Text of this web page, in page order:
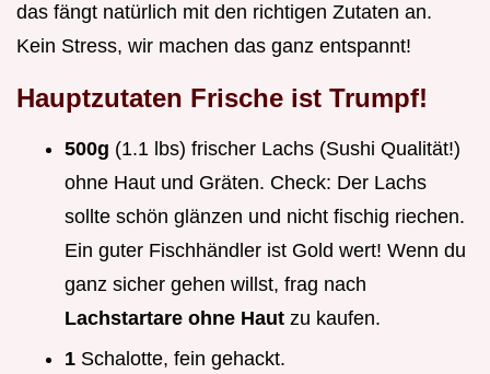
das fängt natürlich mit den richtigen Zutaten an.
Kein Stress, wir machen das ganz entspannt!
Hauptzutaten Frische ist Trumpf!
500g (1.1 lbs) frischer Lachs (Sushi Qualität!)
ohne Haut und Gräten. Check: Der Lachs
sollte schön glänzen und nicht fischig riechen.
Ein guter Fischhändler ist Gold wert! Wenn du
ganz sicher gehen willst, frag nach
Lachstartare ohne Haut zu kaufen.
1 Schalotte, fein gehackt.